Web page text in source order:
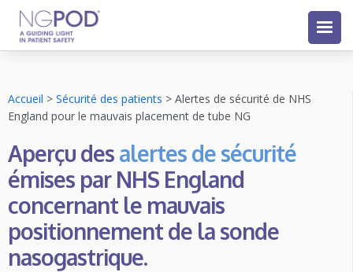
Accueil > Sécurité des patients > Alertes de sécurité de NHS
England pour le mauvais placement de tube NG
Aperçu desalertes de sécurité
émises par NHS England
concernant le mauvais
positionnement de la sonde
nasogastrique.